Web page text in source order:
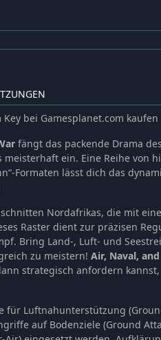
bei Gamesplanet.com kaufen
fängt das packende Drama
ein. Eine Reihe von
Formaten lässt dich das
Nordafrikas, die mit
Raster dient zur präzisen
Bring Land-, Luft- und
zu meistern! Air, Naval,
strategisch anfordern
für Luftnahunterstützung
auf Bodenziele (Ground